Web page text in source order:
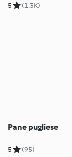
5 (1.3K)
Pane pugliese
5 (95)